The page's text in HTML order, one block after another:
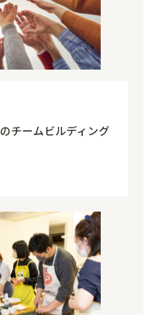
チームビルディング